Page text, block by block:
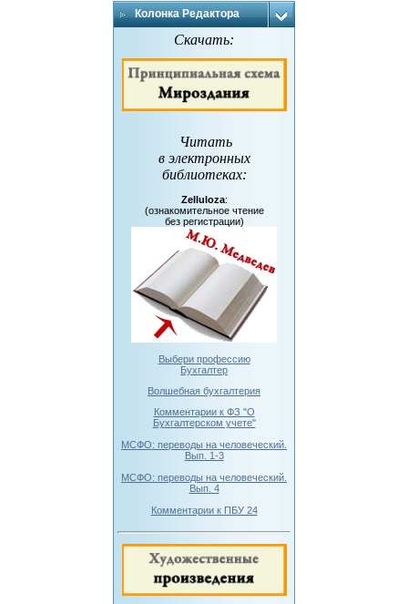
Колонка Редактора
Скачать:
Читать
в электронных
библиотеках:
Zelluloza:
(ознакомительное чтение
без регистрации)
Выбери профессию
Бухгалтер
Волшебная бухгалтерия
Комментарии к ФЗ "О
Бухгалтерском учете"
МСФО: переводы на человеческий.
Вып. 1-3
МСФО: переводы на человеческий.
Вып. 4
Комментарии к ПБУ 24